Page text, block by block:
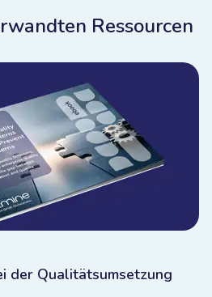
Ressourcen
der Qualitätsumsetzung